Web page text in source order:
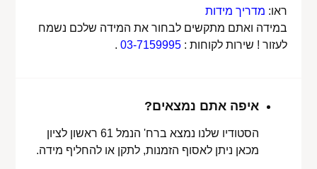
ראו: מדריך מידות
במידה ואתם מתקשים לבחור את המידה שלכם נשמח
לעזור ! שירות לקוחות :03-7159995
.
איפה אתם נמצאים?
הסטודיו שלנו נמצא ברח' הנמל 61 ראשון לציון
מכאן ניתן לאסוף הזמנות, לתקן או להחליף מידה.